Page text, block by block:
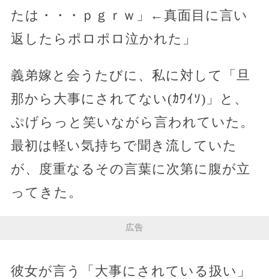
たは・・・ｐｇｒｗ」←真面目に言い
返したらポロポロ泣かれた」
義弟嫁と会うたびに、私に対して「旦
那から大事にされてない(ｶﾜｲｿ)」と、
ぷげらっと笑いながら言われていた。
最初は軽い気持ちで聞き流していた
が、度重なるその言葉に次第に腹が立
ってきた。
広告
彼女が言う「大事にされている扱い」